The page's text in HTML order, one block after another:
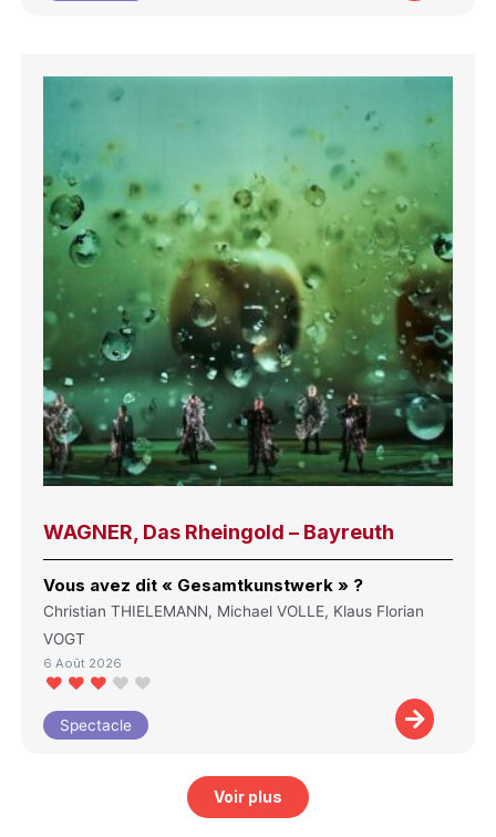
WAGNER, Das Rheingold – Bayreuth
Vous avez dit « Gesamtkunstwerk » ?
Christian THIELEMANN, Michael VOLLE, Klaus Florian
VOGT
6 Août 2026
Spectacle
Voir plus